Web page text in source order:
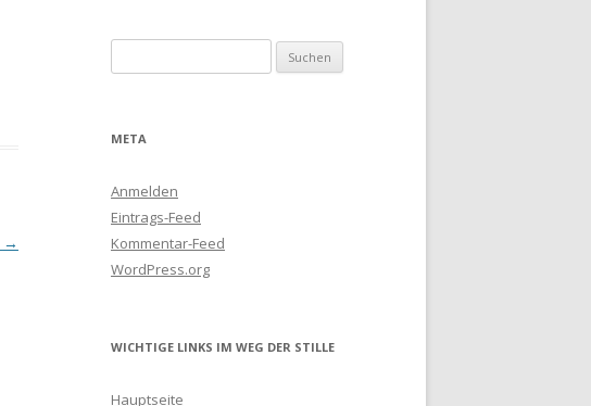
→
nach:
META
Anmelden
Eintrags-Feed
Kommentar-Feed
WordPress.org
WICHTIGE LINKS IM WEG DER STILLE
Hauptseite